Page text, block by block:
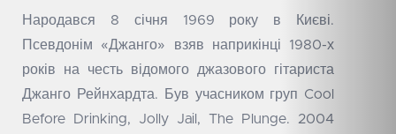
Народався 8 січня 1969 року в Києві.
Псевдонім «Джанго» взяв наприкінці 1980-х
років на честь відомого джазового гітариста
Джанго Рейнхардта. Був учасником груп Cool
Before Drinking, Jolly Jail, The Plunge. 2004